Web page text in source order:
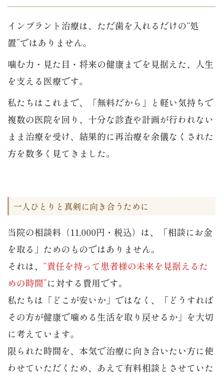
インプラント治療は、ただ歯を入れるだけの“処
置”ではありません。
噛む力・見た目・将来の健康までを見据えた、人生
を支える医療です。
私たちはこれまで、「無料だから」と軽い気持ちで
複数の医院を回り、十分な診査や計画が行われない
まま治療を受け、結果的に再治療を余儀なくされた
方を数多く見てきました。
一人ひとりと真剣に向き合うために
当院の相談料（11,000円・税込）は、「相談にお金
を取る」ためのものではありません。
それは、 “責任を持って患者様の未来を見据えるた
めの時間”に対する費用です。
私たちは「どこが安いか」ではなく、「どうすれば
その方が健康で噛める生活を取り戻せるか」を大切
に考えています。
限られた時間を、本気で治療に向き合いたい方に使
わせていただくため、あえて有料相談とさせていた